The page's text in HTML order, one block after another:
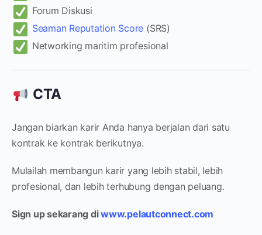
Forum Diskusi
Seaman Reputation Score (SRS)
Networking maritim profesional
CTA
Jangan biarkan karir Anda hanya berjalan dari satu
kontrak ke kontrak berikutnya.
Mulailah membangun karir yang lebih stabil, lebih
profesional, dan lebih terhubung dengan peluang.
Sign up sekarang diwww.pelautconnect.com